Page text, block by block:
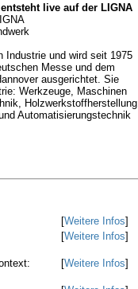
live auf der LIGNA
Industrie und wird seit 1975
Messe und dem
ausgerichtet. Sie
Werkzeuge, Maschinen
Holzwerkstoffherstellung,
Automatisierungstechnik
[Weitere Infos]
[Weitere Infos]
[Weitere Infos]